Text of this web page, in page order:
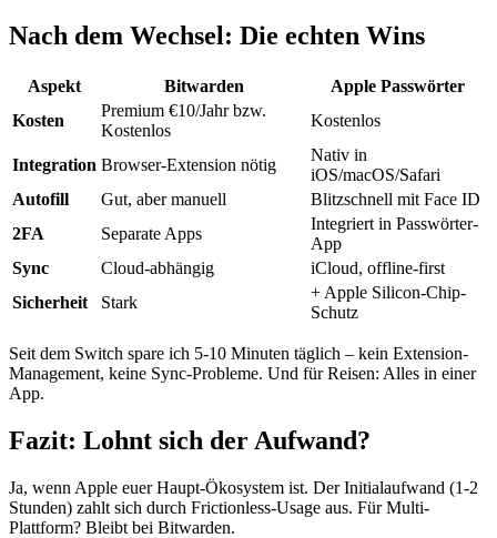
Nach dem Wechsel: Die echten Wins
Aspekt Bitwarden
Apple Passwörter
Kosten
Premium €10/Jahr bzw.
Kostenlos
Kostenlos
Integration Browser-Extension nötig
Nativ in
iOS/macOS/Safari
Autofill
Gut, aber manuell
Blitzschnell mit Face ID
2FA
Separate Apps
Integriert in Passwörter-
App
Sync
Cloud-abhängig
iCloud, offline-first
Sicherheit
Stark
+ Apple Silicon-Chip-
Schutz
Seit dem Switch spare ich 5-10 Minuten täglich – kein Extension-
Management, keine Sync-Probleme. Und für Reisen: Alles in einer
App.
Fazit: Lohnt sich der Aufwand?
Ja, wenn Apple euer Haupt-Ökosystem ist. Der Initialaufwand (1-2
Stunden) zahlt sich durch Frictionless-Usage aus. Für Multi-
Plattform? Bleibt bei Bitwarden.